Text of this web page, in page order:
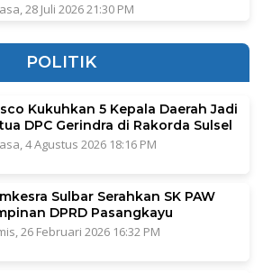
28 Juli 2026 21:30 PM
POLITIK
Kukuhkan 5 Kepala Daerah Jadi
DPC Gerindra di Rakorda Sulsel
4 Agustus 2026 18:16 PM
Sulbar Serahkan SK PAW
DPRD Pasangkayu
26 Februari 2026 16:32 PM